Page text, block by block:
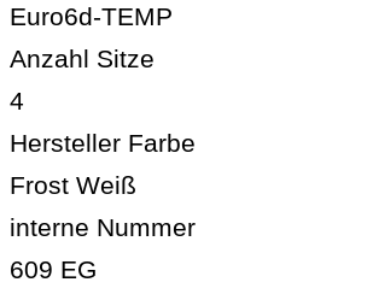
Euro6d-TEMP
Anzahl Sitze
4
Hersteller Farbe
Frost Weiß
interne Nummer
609 EG